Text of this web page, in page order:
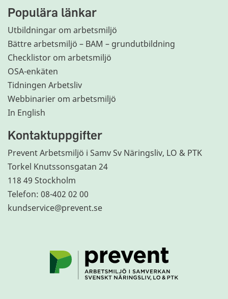
Populära länkar
Utbildningar om arbetsmiljö
Bättre arbetsmiljö – BAM – grundutbildning
Checklistor om arbetsmiljö
OSA-enkäten
Tidningen Arbetsliv
Webbinarier om arbetsmiljö
In English
Kontaktuppgifter
Prevent Arbetsmiljö i Samv Sv Näringsliv, LO & PTK
Torkel Knutssonsgatan 24
118 49 Stockholm
Telefon: 08-402 02 00
kundservice@prevent.se